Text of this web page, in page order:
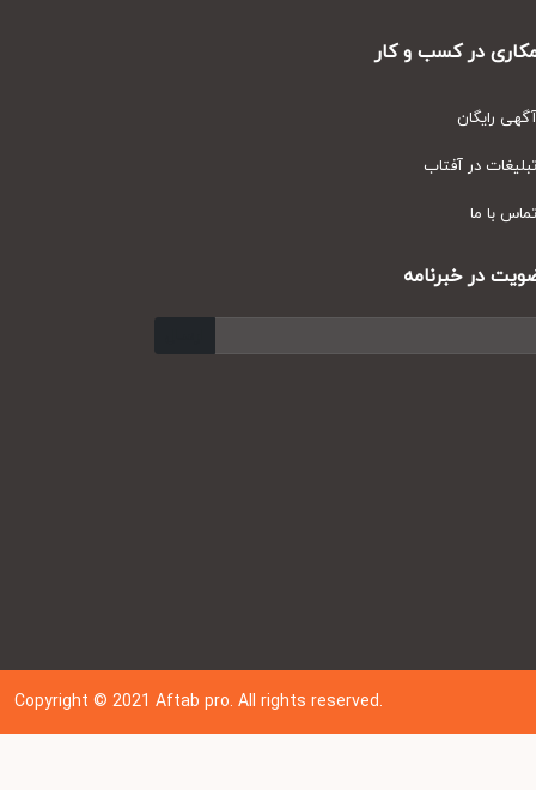
در کسب و کار
رایگان
در آفتاب
با ما
در خبرنامه
Copyright © 202 1Aftab pro. All rights reserved.